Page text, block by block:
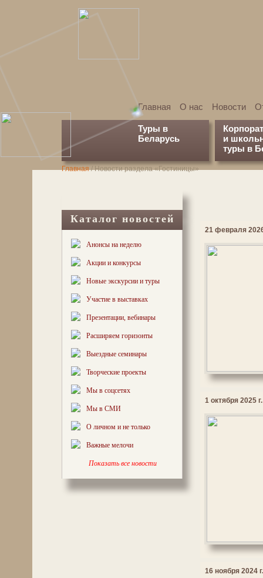
Главная О нас Новости
Туры в
Беларусь
и
туры в
Главная/ Новости раздела «Гостиницы»
Каталог новостей
Анонсы на неделю
Акции и конкурсы
Новые экскурсии и туры
Участие в выставках
Презентации, вебинары
Расширяем горизонты
Выездные семинары
Творческие проекты
Мы в соцсетях
Мы в СМИ
О личном и не только
Важные мелочи
Показать все новости
21 февраля
1 октября 2025 г.
16 ноября 2024 г.